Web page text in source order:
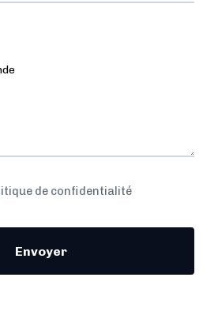
de confidentialité